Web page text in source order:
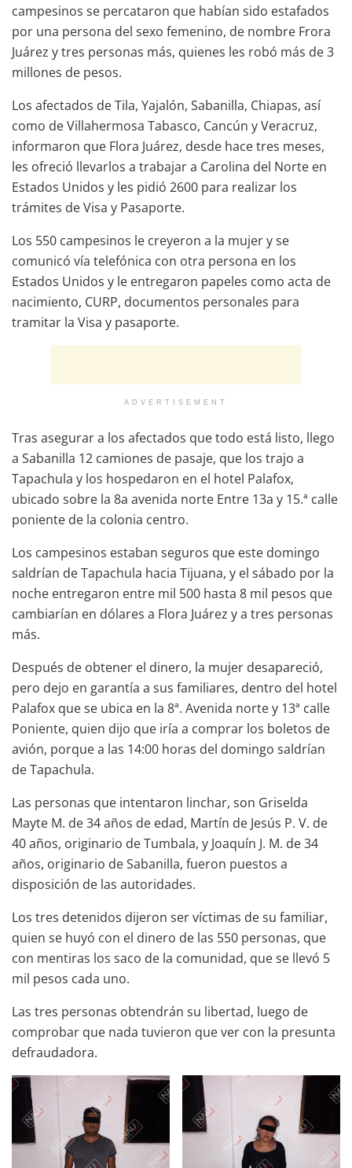
campesinos se percataron que habían sido estafados
por una persona del sexo femenino, de nombre Frora
Juárez y tres personas más, quienes les robó más de 3
millones de pesos.
Los afectados de Tila, Yajalón, Sabanilla, Chiapas, así
como de Villahermosa Tabasco, Cancún y Veracruz,
informaron que Flora Juárez, desde hace tres meses,
les ofreció llevarlos a trabajar a Carolina del Norte en
Estados Unidos y les pidió 2600 para realizar los
trámites de Visa y Pasaporte.
Los 550 campesinos le creyeron a la mujer y se
comunicó vía telefónica con otra persona en los
Estados Unidos y le entregaron papeles como acta de
nacimiento, CURP, documentos personales para
tramitar la Visa y pasaporte.
ADVERTISEMENT
Tras asegurar a los afectados que todo está listo, llego
a Sabanilla 12 camiones de pasaje, que los trajo a
Tapachula y los hospedaron en el hotel Palafox,
ubicado sobre la 8a avenida norte Entre 13a y 15.ª calle
poniente de la colonia centro.
Los campesinos estaban seguros que este domingo
saldrían de Tapachula hacia Tijuana, y el sábado por la
noche entregaron entre mil 500 hasta 8 mil pesos que
cambiarían en dólares a Flora Juárez y a tres personas
más.
Después de obtener el dinero, la mujer desapareció,
pero dejo en garantía a sus familiares, dentro del hotel
Palafox que se ubica en la 8ª. Avenida norte y 13ª calle
Poniente, quien dijo que iría a comprar los boletos de
avión, porque a las 14:00 horas del domingo saldrían
de Tapachula.
Las personas que intentaron linchar, son Griselda
Mayte M. de 34 años de edad, Martín de Jesús P. V. de
40 años, originario de Tumbala, y Joaquín J. M. de 34
años, originario de Sabanilla, fueron puestos a
disposición de las autoridades.
Los tres detenidos dijeron ser víctimas de su familiar,
quien se huyó con el dinero de las 550 personas, que
con mentiras los saco de la comunidad, que se llevó 5
mil pesos cada uno.
Las tres personas obtendrán su libertad, luego de
comprobar que nada tuvieron que ver con la presunta
defraudadora.